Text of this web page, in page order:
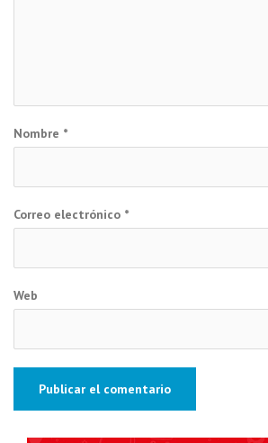
Nombre *
Correo electrónico *
Web